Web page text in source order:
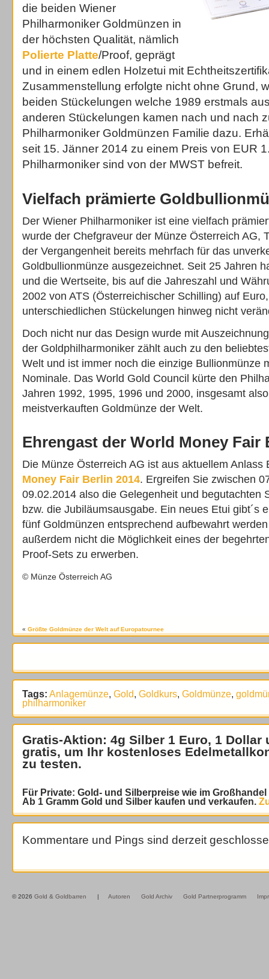
die beiden Wiener
Philharmoniker Goldmünzen in
der höchsten Qualität, nämlich
Polierte Platte/Proof, geprägt
und in einem edlen Holzetui mit
Zusammenstellung erfolgte nicht ohne Grund,
beiden Stückelungen welche 1989 erstmals
anderen Stückelungen kamen nach und nach
Philharmoniker Goldmünzen Familie dazu.
seit 15. Jänner 2014 zu einem Preis von EUR
Philharmoniker sind von der MWST befreit.
Vielfach prämierte
Der Wiener Philharmoniker ist eine vielfach
wurde der Chefgraveur der Münze Österreich AG,
der Vergangenheit bereits mehrfach für das
Goldbullionmünze ausgezeichnet. Seit 25 Jahren
und die Wertseite, bis auf die Jahreszahl und
2002 von ATS (Österreichischer Schilling) auf
unterschiedlichen Stückelungen hinweg nicht
Doch nicht nur das Design wurde mit
der Goldphilharmoniker zählt auch zu den
Welt und ist immer noch die einzige Bullionmünze
Nominale. Das World Gold Council kürte den
Jahren 1992, 1995, 1996 und 2000, insgesamt
meistverkauften Goldmünze der Welt.
Ehrengast der World Money Fair
Die Münze Österreich AG ist aus aktuellem
Money Fair Berlin 2014. Ergreifen Sie zwischen
09.02.2014 also die Gelegenheit und begutachten
bzw. die Jubiläumsausgabe. Ein neues Etui gibt´s
fünf Goldmünzen entsprechend aufbewahrt
außerdem nicht die Möglichkeit eines der
Proof-Sets zu erwerben.
© Münze Österreich AG
« Größte Goldmünze der Welt auf Europatournee
Tags: Anlagemünze, Gold, Goldkurs, Goldmünze,
philharmoniker
Gratis-Aktion: 4g Silber 1 Euro, 1 Dollar
gratis, um Ihr kostenloses
zu testen.
Für Private: Gold- und Silberpreise wie im
Ab 1 Gramm Gold und Silber kaufen und verkaufen.
Kommentare und Pings sind derzeit
© 2026 Gold & Goldbarren | Autoren Gold Archiv Gold Partnerprogramm